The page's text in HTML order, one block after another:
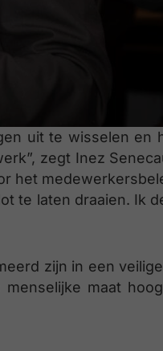
uit te wisselen en
zegt Inez
het
te laten draaien. Ik
zijn in een
maat